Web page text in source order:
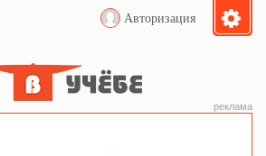
Авторизация
реклама